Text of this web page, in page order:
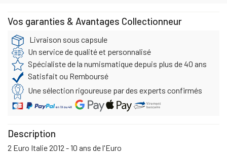
Vos garanties & Avantages Collectionneur
Livraison sous capsule
Un service de qualité et personnalisé
Spécialiste de la numismatique depuis plus de 40 ans
Satisfait ou Remboursé
Une sélection rigoureuse par des experts confirmés
Description
2 Euro Italie 2012 - 10 ans de l'Euro